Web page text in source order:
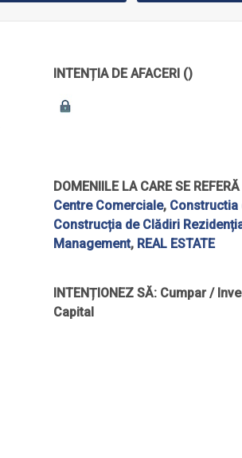
INTENȚIA DE AFACERI()
DOMENIILE LA CARE SE
Centre Comerciale, Constructia
Construcția de Clădiri
Management, REAL ESTATE
INTENȚIONEZ SĂ: Cumpar /
Capital